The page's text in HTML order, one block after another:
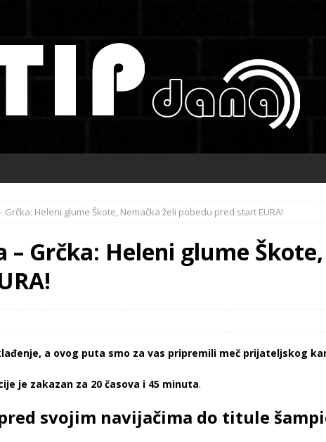
Grčka: Heleni glume Škote, Nemačka želi pobedu pred start EURA!
– Grčka: Heleni glume
a ovog puta smo za vas pripremili meč prijateljskog
je zakazan za 20 časova i 45 minuta.
svojim navijačima do titule